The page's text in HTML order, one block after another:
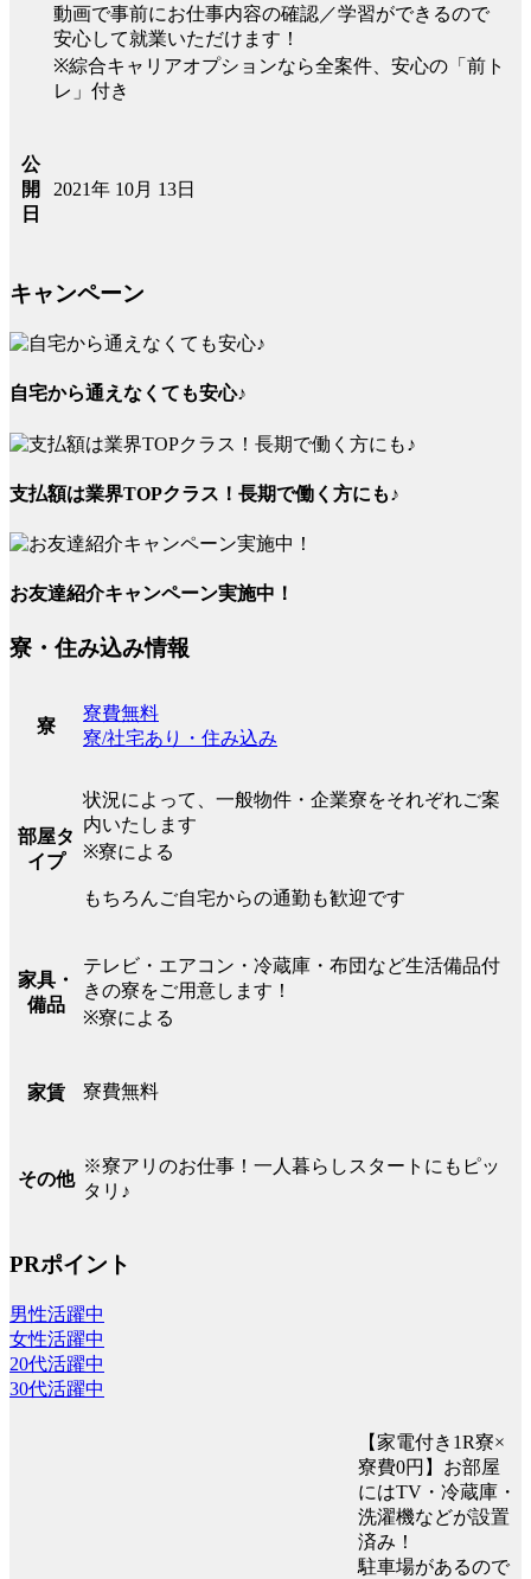
動画で事前にお仕事内容の確認／学習ができるので
安心して就業いただけます！
※綜合キャリアオプションなら全案件、安心の「前ト
レ」付き
公
開
日
2021年 10月 13日
キャンペーン
自宅から通えなくても安心♪
支払額は業界TOPクラス！長期で働く方にも♪
お友達紹介キャンペーン実施中！
寮・住み込み情報
寮
寮費無料
寮/社宅あり・住み込み
部屋タ
イプ
状況によって、一般物件・企業寮をそれぞれご案
内いたします
※寮による
もちろんご自宅からの通勤も歓迎です
家具・
備品
テレビ・エアコン・冷蔵庫・布団など生活備品付
きの寮をご用意します！
※寮による
家賃 寮費無料
その他
※寮アリのお仕事！一人暮らしスタートにもピッ
タリ♪
PRポイント
男性活躍中
女性活躍中
20代活躍中
30代活躍中
【家電付き1R寮×
寮費0円】お部屋
にはTV・冷蔵庫・
洗濯機などが設置
済み！
駐車場があるので